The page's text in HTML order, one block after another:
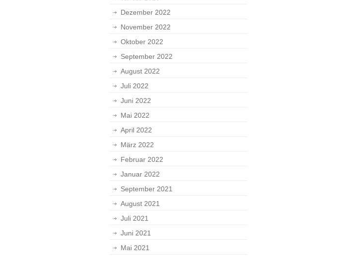
Dezember 2022
November 2022
Oktober 2022
September 2022
August 2022
Juli 2022
Juni 2022
Mai 2022
April 2022
März 2022
Februar 2022
Januar 2022
September 2021
August 2021
Juli 2021
Juni 2021
Mai 2021